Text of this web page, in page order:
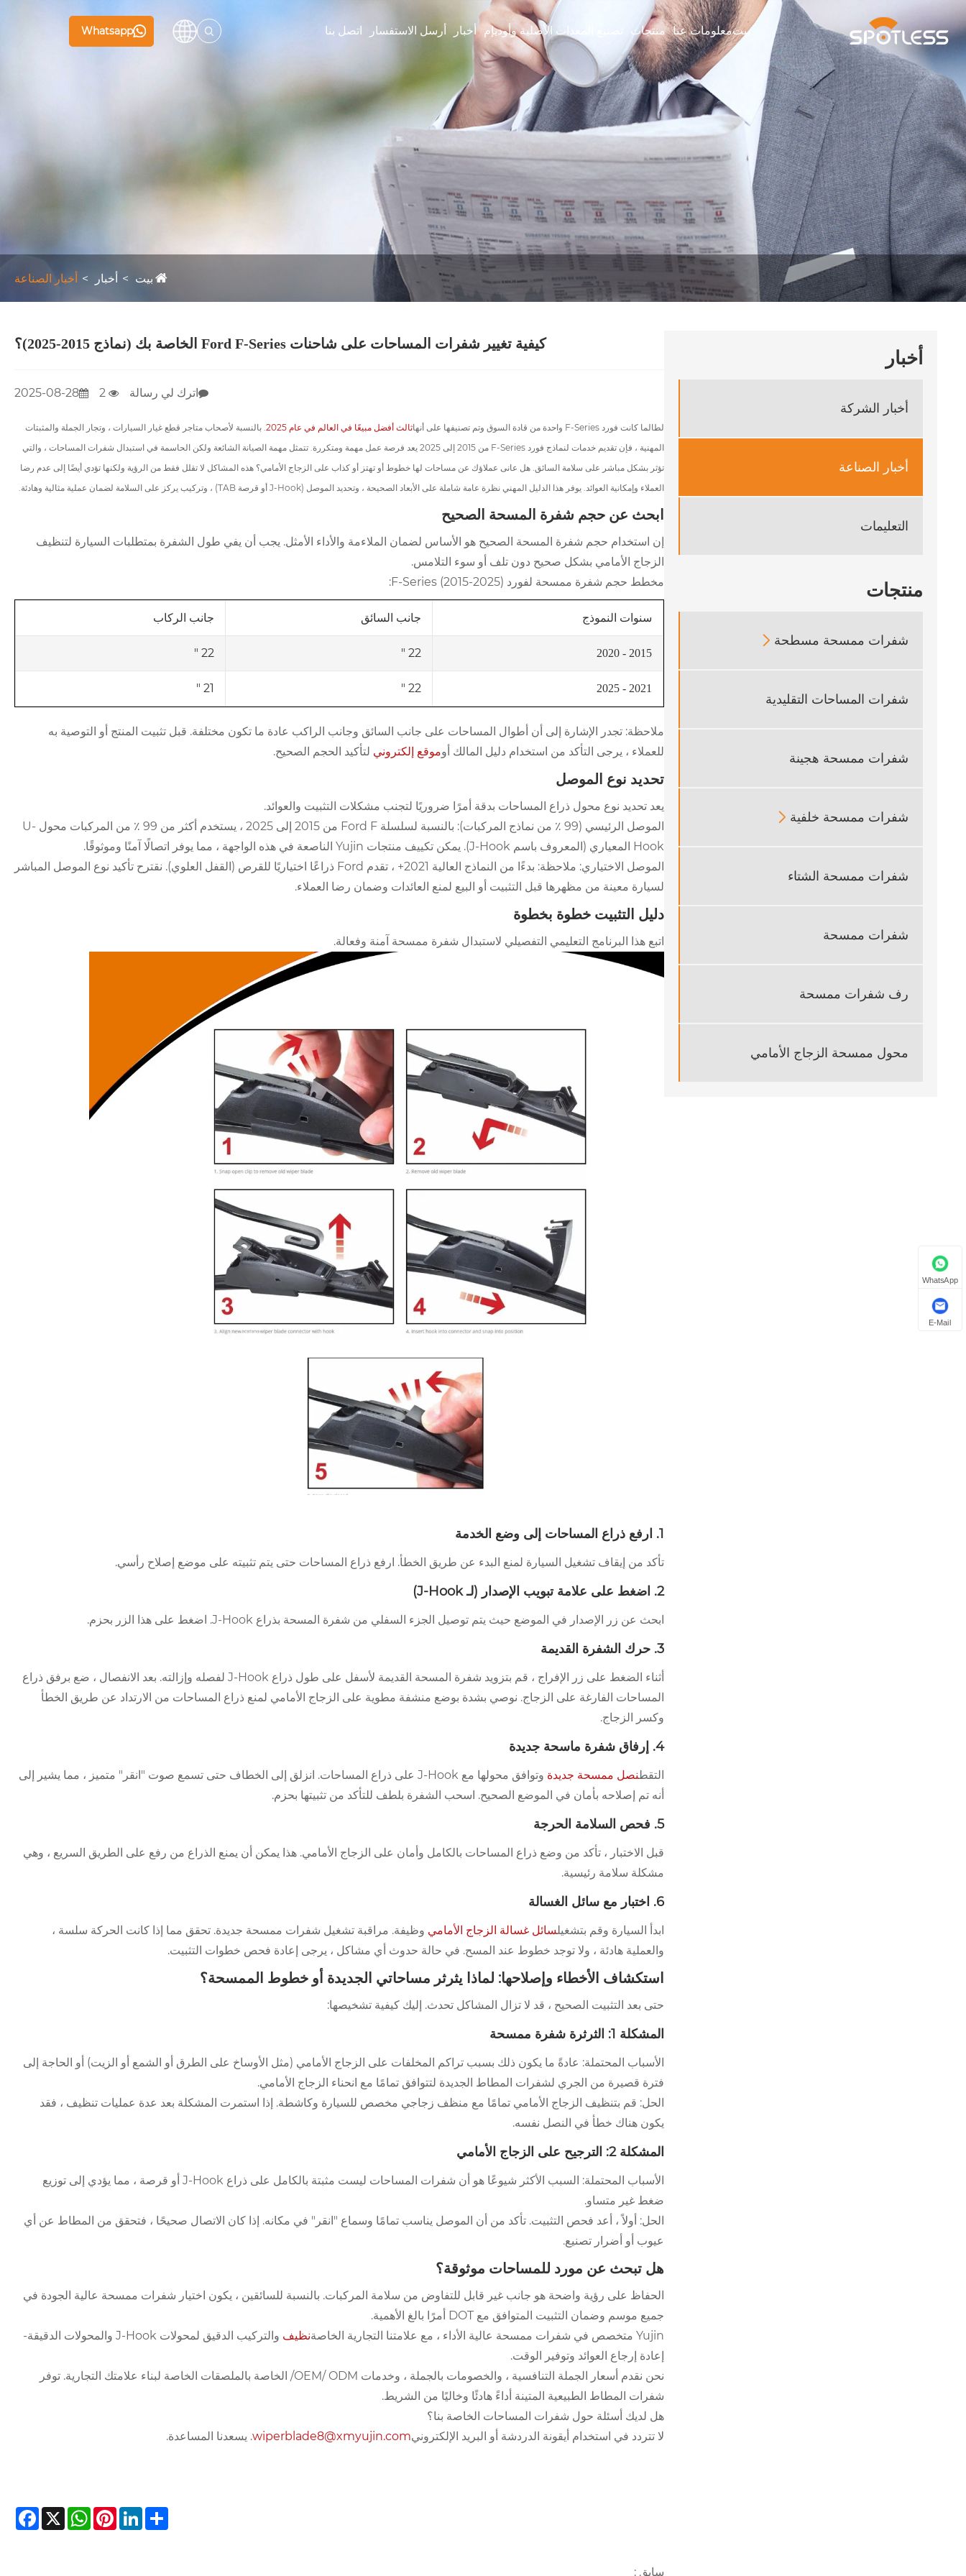
بيتمعلومات عنا منتجات تصنيع المعدات الأصلية وأوديإم أخبار أرسل الاستفسار اتصل بنا Whatsapp
بيت أخبار أخبار الصناعة
أخبار
أخبار الشركة
أخبار الصناعة
التعليمات
منتجات
شفرات ممسحة مسطحة 
شفرات المساحات التقليدية
شفرات ممسحة هجينة
شفرات ممسحة خلفية 
شفرات ممسحة الشتاء
شفرات ممسحة
رف شفرات ممسحة
محول ممسحة الزجاج الأمامي
كيفية تغيير شفرات المساحات على شاحنات Ford F-Series الخاصة بك (نماذج 2015-2025)؟
2025-08-28 اترك لي رسالة
لطالما كانت فورد F-Series واحدة من قادة السوق وتم تصنيفها على أنها ثالث أفضل مبيعًا في العالم في عام 2025
. بالنسبة لأصحاب متاجر قطع غيار السيارات ، وتجار الجملة والمثبتات
المهنية ، فإن تقديم خدمات لنماذج فورد F-Series من 2015 إلى 2025 يعد فرصة عمل مهمة ومتكررة. تتمثل مهمة الصيانة الشائعة ولكن الحاسمة في استبدال شفرات المساحات ، والتي
تؤثر بشكل مباشر على سلامة السائق. هل عانى عملاؤك عن مساحات لها خطوط أو تهتز أو كذاب على الزجاج الأمامي؟ هذه المشاكل لا تقلل فقط من الرؤية ولكنها تؤدي أيضًا إلى عدم رضا
العملاء وإمكانية العوائد. يوفر هذا الدليل المهني نظرة عامة شاملة على الأبعاد الصحيحة ، وتحديد الموصل (J-Hook أو قرصة TAB) ، وتركيب يركز على السلامة لضمان عملية مثالية وهادئة.
ابحث عن حجم شفرة المسحة الصحيح
إن استخدام حجم شفرة المسحة الصحيح هو الأساس لضمان الملاءمة والأداء الأمثل. يجب أن يفي طول الشفرة بمتطلبات السيارة لتنظيف
الزجاج الأمامي بشكل صحيح دون تلف أو سوء التلامس.
مخطط حجم شفرة ممسحة لفورد F-Series (2015-2025):
سنوات النموذج جانب السائق جانب الركاب
2015 - 2020
22 "
22 "
2021 - 2025
22 "
21 "
ملاحظة: تجدر الإشارة إلى أن أطوال المساحات على جانب السائق وجانب الراكب عادة ما تكون مختلفة. قبل تثبيت المنتج أو التوصية به
للعملاء ، يرجى التأكد من استخدام دليل المالك أوموقع إلكتروني لتأكيد الحجم الصحيح.
تحديد نوع الموصل
يعد تحديد نوع محول ذراع المساحات بدقة أمرًا ضروريًا لتجنب مشكلات التثبيت والعوائد.
الموصل الرئيسي (99 ٪ من نماذج المركبات): بالنسبة لسلسلة Ford F من 2015 إلى 2025 ، يستخدم أكثر من 99 ٪ من المركبات محول U-
Hook المعياري (المعروف باسم J-Hook). يمكن تكييف منتجات Yujin الناصعة في هذه الواجهة ، مما يوفر اتصالًا آمنًا وموثوقًا.
الموصل الاختياري: ملاحظة: بدءًا من النماذج العالية 2021+ ، تقدم Ford ذراعًا اختياريًا للقرص (القفل العلوي). نقترح تأكيد نوع الموصل المباشر
لسيارة معينة من مظهرها قبل التثبيت أو البيع لمنع العائدات وضمان رضا العملاء.
دليل التثبيت خطوة بخطوة
اتبع هذا البرنامج التعليمي التفصيلي لاستبدال شفرة ممسحة آمنة وفعالة.
1. ارفع ذراع المساحات إلى وضع الخدمة
تأكد من إيقاف تشغيل السيارة لمنع البدء عن طريق الخطأ. ارفع ذراع المساحات حتى يتم تثبيته على موضع إصلاح رأسي.
2. اضغط على علامة تبويب الإصدار (لـ J-Hook)
ابحث عن زر الإصدار في الموضع حيث يتم توصيل الجزء السفلي من شفرة المسحة بذراع J-Hook. اضغط على هذا الزر بحزم.
3. حرك الشفرة القديمة
أثناء الضغط على زر الإفراج ، قم بتزويد شفرة المسحة القديمة لأسفل على طول ذراع J-Hook لفصله وإزالته. بعد الانفصال ، ضع برفق ذراع
المساحات الفارغة على الزجاج. نوصي بشدة بوضع منشفة مطوية على الزجاج الأمامي لمنع ذراع المساحات من الارتداد عن طريق الخطأ
وكسر الزجاج.
4. إرفاق شفرة ماسحة جديدة
التقطنصل ممسحة جديدة
وتوافق محولها مع J-Hook على ذراع المساحات. انزلق إلى الخطاف حتى تسمع صوت "انقر" متميز ، مما يشير إلى
أنه تم إصلاحه بأمان في الموضع الصحيح. اسحب الشفرة بلطف للتأكد من تثبيتها بحزم.
5. فحص السلامة الحرجة
قبل الاختبار ، تأكد من وضع ذراع المساحات بالكامل وأمان على الزجاج الأمامي. هذا يمكن أن يمنع الذراع من رفع على الطريق السريع ، وهي
مشكلة سلامة رئيسية.
6. اختبار مع سائل الغسالة
ابدأ السيارة وقم بتشغيلسائل غسالة الزجاج الأمامي وظيفة. مراقبة تشغيل شفرات ممسحة جديدة. تحقق مما إذا كانت الحركة سلسة ،
والعملية هادئة ، ولا توجد خطوط عند المسح. في حالة حدوث أي مشاكل ، يرجى إعادة فحص خطوات التثبيت.
استكشاف الأخطاء وإصلاحها: لماذا يثرثر مساحاتي الجديدة أو خطوط الممسحة؟
حتى بعد التثبيت الصحيح ، قد لا تزال المشاكل تحدث. إليك كيفية تشخيصها:
المشكلة 1: الثرثرة شفرة ممسحة
الأسباب المحتملة: عادةً ما يكون ذلك بسبب تراكم المخلفات على الزجاج الأمامي (مثل الأوساخ على الطرق أو الشمع أو الزيت) أو الحاجة إلى
فترة قصيرة من الجري لشفرات المطاط الجديدة لتتوافق تمامًا مع انحناء الزجاج الأمامي.
الحل: قم بتنظيف الزجاج الأمامي تمامًا مع منظف زجاجي مخصص للسيارة وكاشطة. إذا استمرت المشكلة بعد عدة عمليات تنظيف ، فقد
يكون هناك خطأ في النصل نفسه.
المشكلة 2: الترجيح على الزجاج الأمامي
الأسباب المحتملة: السبب الأكثر شيوعًا هو أن شفرات المساحات ليست مثبتة بالكامل على ذراع J-Hook أو قرصة ، مما يؤدي إلى توزيع
ضغط غير متساو.
الحل: أولاً ، أعد فحص التثبيت. تأكد من أن الموصل يناسب تمامًا وسماع "انقر" في مكانه. إذا كان الاتصال صحيحًا ، فتحقق من المطاط عن أي
عيوب أو أضرار تصنيع.
هل تبحث عن مورد للمساحات موثوقة؟
الحفاظ على رؤية واضحة هو جانب غير قابل للتفاوض من سلامة المركبات. بالنسبة للسائقين ، يكون اختيار شفرات ممسحة عالية الجودة في
جميع موسم وضمان التثبيت المتوافق مع DOT أمرًا بالغ الأهمية.
Yujin متخصص في شفرات ممسحة عالية الأداء ، مع علامتنا التجارية الخاصة
نظيف
والتركيب الدقيق لمحولات J-Hook والمحولات الدقيقة-
إعادة إرجاع العوائد وتوفير الوقت.
نحن نقدم أسعار الجملة التنافسية ، والخصومات بالجملة ، وخدمات OEM/ ODM/ الخاصة بالملصقات الخاصة لبناء علامتك التجارية. توفر
شفرات المطاط الطبيعية المتينة أداءً هادئًا وخاليًا من الشريط.
هل لديك أسئلة حول شفرات المساحات الخاصة بنا؟
لا تتردد في استخدام أيقونة الدردشة أو البريد الإلكترونيwiperblade8@xmyujin.com. يسعدنا المساعدة.
X
WhatsAppPinterestLinkedInShare
سابق :
WhatsApp
E-Mail